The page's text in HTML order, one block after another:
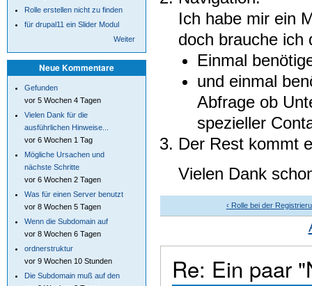
Ich habe mir ein
doch brauche ich
Einmal
und einmal
Abfrage ob
spezieller
Der Rest kommt
Vielen Dank
‹ Rolle bei der
Re: Ein paar
Rolle erstellen nicht zu finden
für drupal11 ein Slider Modul
Weiter
Neue Kommentare
Gefunden
vor 5 Wochen 4 Tagen
Vielen Dank für die
ausführlichen Hinweise...
vor 6 Wochen 1 Tag
Mögliche Ursachen und
nächste Schritte
vor 6 Wochen 2 Tagen
Was für einen Server benutzt
vor 8 Wochen 5 Tagen
Wenn die Subdomain auf
vor 8 Wochen 6 Tagen
ordnerstruktur
vor 9 Wochen 10 Stunden
Die Subdomain muß auf den